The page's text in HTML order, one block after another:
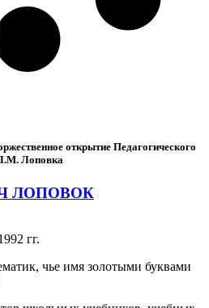
открытие Педагогического
Лоповка
ЛОПОВОК
гг.
чье имя золотыми буквами